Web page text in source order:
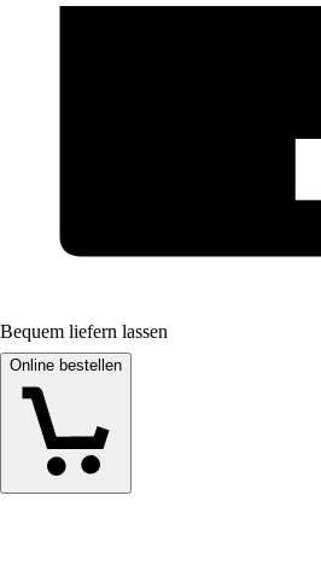
Bequem liefern lassen
Online bestellen